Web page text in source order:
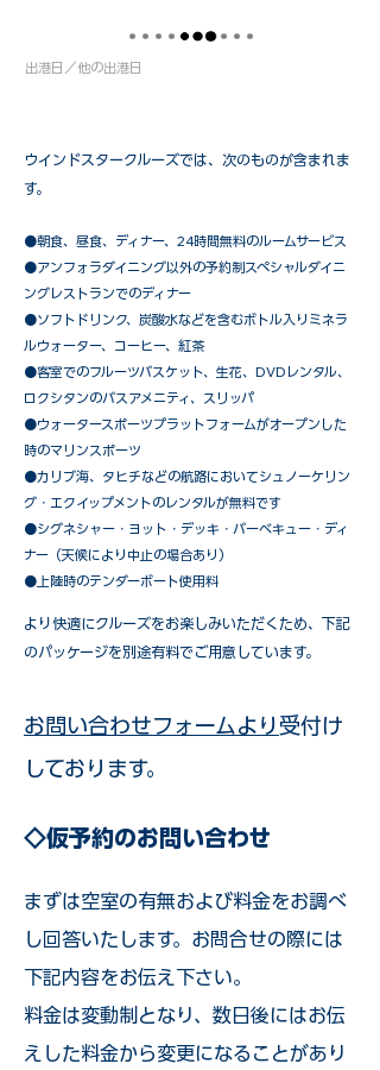
出港日／他の出港日
ウインドスタークルーズでは、次のものが含まれま
す。
●朝食、昼食、ディナー、24時間無料のルームサービス
​●アンフォラダイニング以外の予約制スペシャルダイニ
ングレストランでのディナー
●ソフトドリンク、炭酸水などを含むボトル入りミネラ
ルウォーター、コーヒー、紅茶
●客室でのフルーツバスケット、生花、DVDレンタル、
ロクシタンのバスアメニティ、スリッパ
●ウォータースポーツプラットフォームがオープンした
時のマリンスポーツ
●カリブ海、タヒチなどの航路においてシュノーケリン
グ・エクイップメントのレンタルが無料です
​●シグネシャー・ヨット・デッキ・バーベキュー・ディ
ナー（天候により中止の場合あり）
●上陸時のテンダーボート使用料
​より快適にクルーズをお楽しみいただくため、下記
のパッケージを別途有料でご用意しています。​
お問い合わせフォームより 受付け
しております。
◇仮予約のお問い合わせ
まずは空室の有無および料金をお調べ
し回答いたします。お問合せの際には
下記内容をお伝え下さい。
料金は変動制となり、数日後にはお伝
えした料金から変更になることがあり